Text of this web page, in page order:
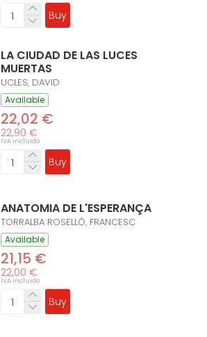
Buy
LA CIUDAD DE LAS LUCES
MUERTAS
UCLES, DAVID
Available
22,02 €
22,90 €
IVA incluido
Buy
ANATOMIA DE L'ESPERANÇA
TORRALBA ROSELLÓ, FRANCESC
Available
21,15 €
22,00 €
IVA incluido
Buy